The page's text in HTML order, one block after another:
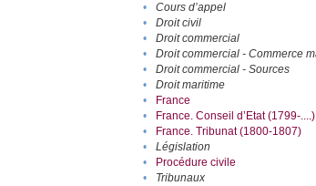
•
Cours d’appel
•
Droit civil
•
Droit commercial
•
Droit commercial - Commerce
•
Droit commercial - Sources
•
Droit maritime
•
France
•
France. Conseil d’Etat (1799-....)
•
France. Tribunat (1800-1807)
•
Législation
•
Procédure civile
•
Tribunaux